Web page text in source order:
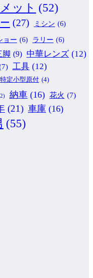
ット (52)
(27) ミシン (6)
ョー (6) ラリー (6)
脚 (9) 中華レンズ (12)
工具 (12)
特定小型原付 (4)
納車 (16) 花火 (7)
(21) 車庫 (16)
(55)